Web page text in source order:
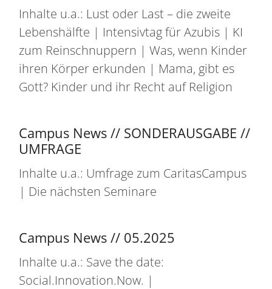
Inhalte u.a.: Lust oder Last – die zweite
Lebenshälfte | Intensivtag für Azubis | KI
zum Reinschnuppern | Was, wenn Kinder
ihren Körper erkunden | Mama, gibt es
Gott? Kinder und ihr Recht auf Religion
Campus News // SONDERAUSGABE //
UMFRAGE
Inhalte u.a.: Umfrage zum CaritasCampus
| Die nächsten Seminare
Campus News // 05.2025
Inhalte u.a.: Save the date:
Social.Innovation.Now. |